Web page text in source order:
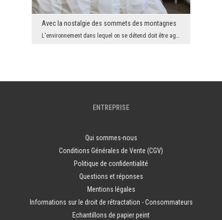
Avec la nostalgie des sommets des montagnes
L'environnement dans lequel on se détend doit être agréable. Les couleurs vives, les décorations ...
ENTREPRISE
Qui sommes-nous
Conditions Générales de Vente (CGV)
Politique de confidentialité
Questions et réponses
Mentions légales
Informations sur le droit de rétractation - Consommateurs
Echantillons de papier peint